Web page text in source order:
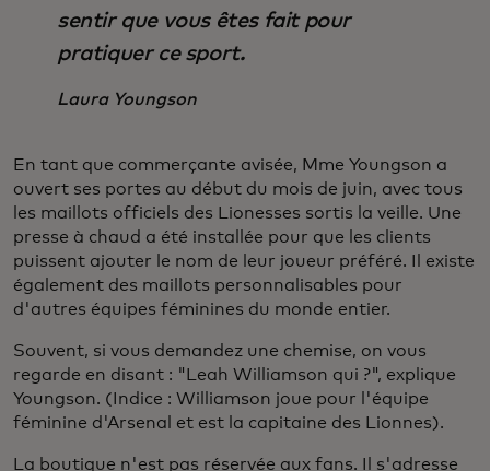
sentir que vous êtes fait pour
pratiquer ce sport.
Laura Youngson
En tant que commerçante avisée, Mme Youngson a
ouvert ses portes au début du mois de juin, avec tous
les maillots officiels des Lionesses sortis la veille. Une
presse à chaud a été installée pour que les clients
puissent ajouter le nom de leur joueur préféré. Il existe
également des maillots personnalisables pour
d'autres équipes féminines du monde entier.
Souvent, si vous demandez une chemise, on vous
regarde en disant : "Leah Williamson qui ?", explique
Youngson. (Indice : Williamson joue pour l'équipe
féminine d'Arsenal et est la capitaine des Lionnes).
La boutique n'est pas réservée aux fans. Il s'adresse